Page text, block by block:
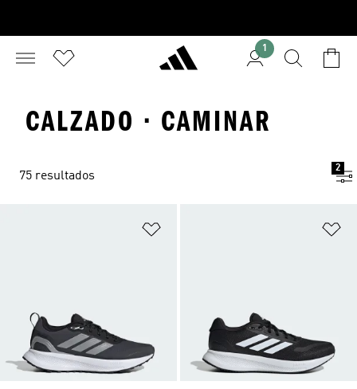
1
CALZADO · CAMINAR
75 resultados
2